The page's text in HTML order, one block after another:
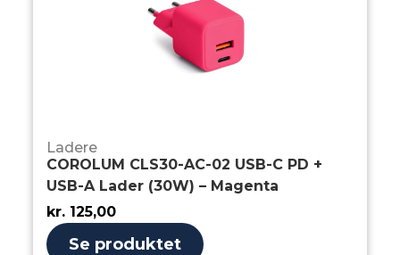
Ladere
COROLUM CLS30-AC-02 USB-C PD +
USB-A Lader (30W) – Magenta
kr. 125,00
Se produktet